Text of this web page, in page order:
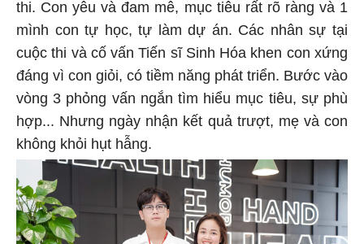
thi. Con yêu và đam mê, mục tiêu rất rõ ràng và 1
mình con tự học, tự làm dự án. Các nhân sự tại
cuộc thi và cố vấn Tiến sĩ Sinh Hóa khen con xứng
đáng vì con giỏi, có tiềm năng phát triển. Bước vào
vòng 3 phỏng vấn ngắn tìm hiểu mục tiêu, sự phù
hợp... Nhưng ngày nhận kết quả trượt, mẹ và con
không khỏi hụt hẫng.